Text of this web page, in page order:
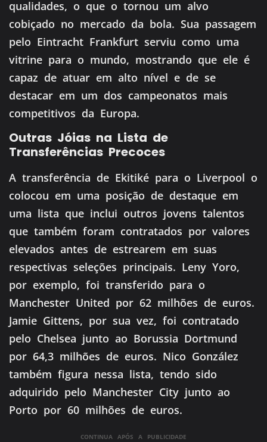
qualidades, o que o tornou um alvo
cobiçado no mercado da bola. Sua passagem
pelo Eintracht Frankfurt serviu como uma
vitrine para o mundo, mostrando que ele é
capaz de atuar em alto nível e de se
destacar em um dos campeonatos mais
competitivos da Europa.
Outras Jóias na Lista de
Transferências Precoces
A transferência de Ekitiké para o Liverpool o
colocou em uma posição de destaque em
uma lista que inclui outros jovens talentos
que também foram contratados por valores
elevados antes de estrearem em suas
respectivas seleções principais. Leny Yoro,
por exemplo, foi transferido para o
Manchester United por 62 milhões de euros.
Jamie Gittens, por sua vez, foi contratado
pelo Chelsea junto ao Borussia Dortmund
por 64,3 milhões de euros. Nico González
também figura nessa lista, tendo sido
adquirido pelo Manchester City junto ao
Porto por 60 milhões de euros.
CONTINUA APÓS A PUBLICIDADE